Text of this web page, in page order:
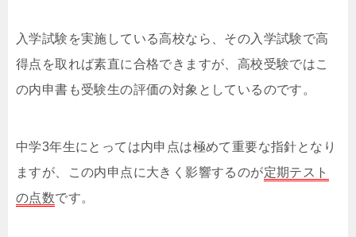
入学試験を実施している高校なら、その入学試験で高
得点を取れば素直に合格できますが、高校受験ではこ
の内申書も受験生の評価の対象としているのです。
中学3年生にとっては内申点は極めて重要な指針となり
ますが、この内申点に大きく影響するのが定期テスト
の点数です。